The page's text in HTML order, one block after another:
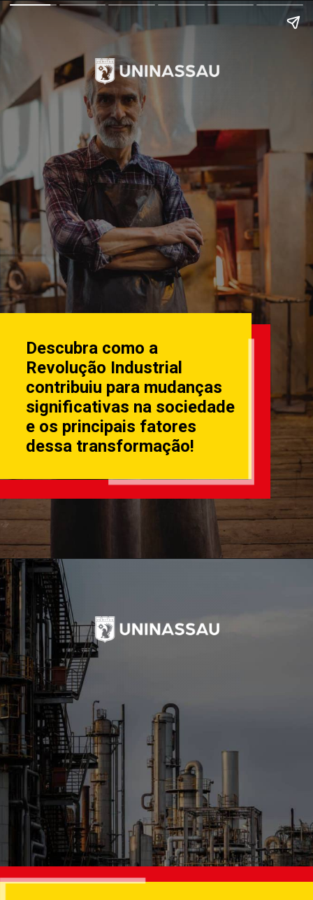
Descubra como a
Revolução Industrial
contribuiu para mudanças
significativas na sociedade
e os principais fatores
dessa transformação!